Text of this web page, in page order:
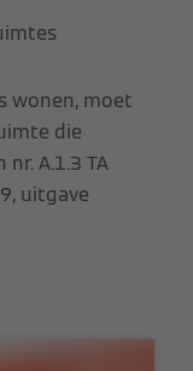
wonen, moet
die
A.1.3 TA
uitgave